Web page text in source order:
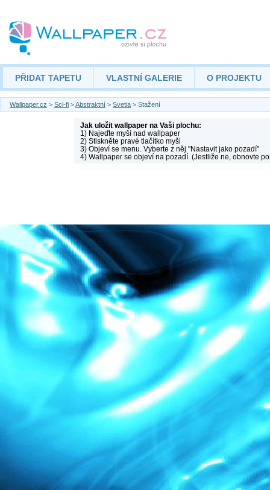
PŘIDAT TAPETU VLASTNÍ GALERIE O PROJEKTU
Wallpaper.cz > Sci-fi >Abstraktní > Svetla > Stažení
Jak uložit wallpaper na Vaši plochu:
1) Najeďte myší nad wallpaper
2) Stiskněte pravé tlačítko myši
3) Objeví se menu. Vyberte z něj "Nastavit jako pozadí"
4) Wallpaper se objeví na pozadí. (Jestliže ne, obnovte